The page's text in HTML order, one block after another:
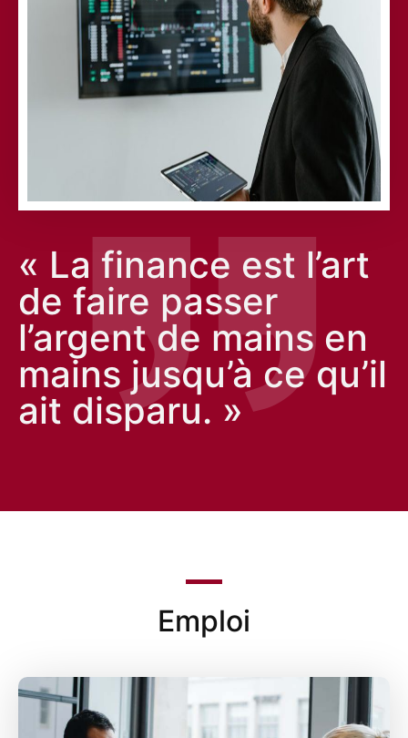
« La finance est l’art
de faire passer
l’argent de mains en
mains jusqu’à ce qu’il
ait disparu. »
Emploi